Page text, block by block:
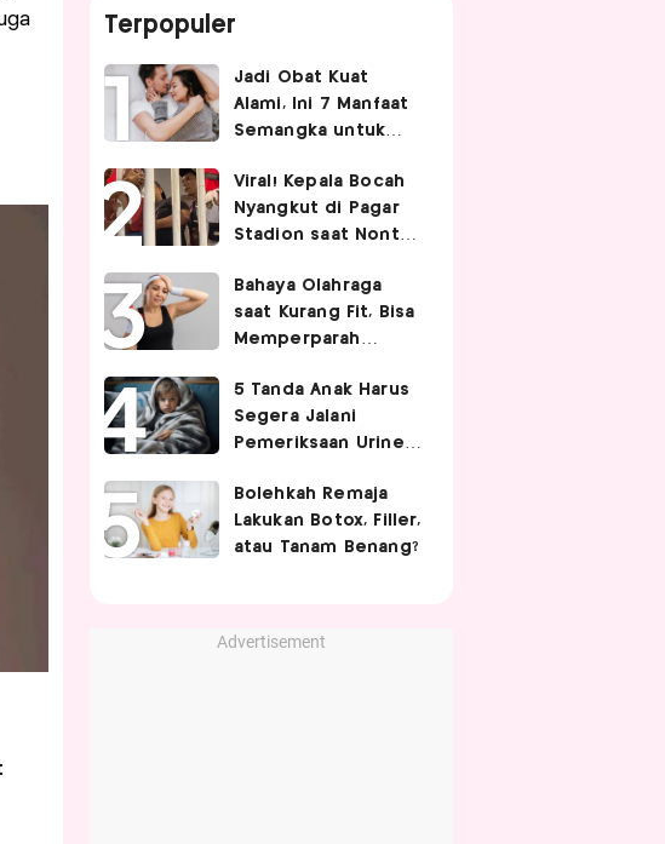
Terpopuler
Jadi Obat Kuat
Alami, Ini 7 Manfaat
Semangka untuk
Viral! Kepala Bocah
Nyangkut di Pagar
Stadion saat Nonton
Endingnya Kocak
Bahaya Olahraga
saat Kurang Fit, Bisa
Memperparah
5 Tanda Anak Harus
Segera Jalani
Pemeriksaan Urine,
Bolehkah Remaja
Lakukan Botox, Filler,
atau Tanam Benang?
Advertisement